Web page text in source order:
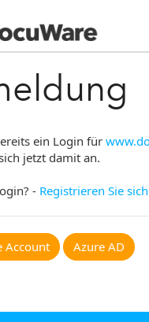
ein Login für
jetzt damit an.
- Registrieren Sie
Account Azure AD